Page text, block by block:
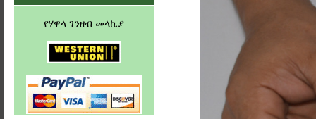
የሃዋላ ገንዘብ መላኪያ